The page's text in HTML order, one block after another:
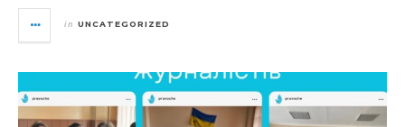
in UNCATEGORIZED